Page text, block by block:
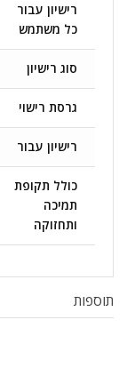
רישיון עבור
כל משתמש
סוג רישיון
גרסת רישוי
רישיון עבור
כולל תקופת
תמיכה
ותחזוקה
תוספות